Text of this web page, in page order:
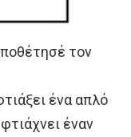
τον
ένα απλό
έναν